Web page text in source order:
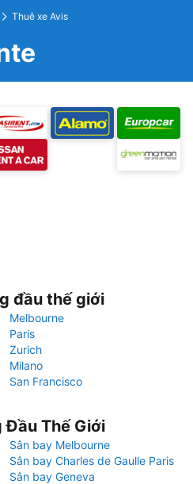
Thuê xe Avis
đầu thế giới
Melbourne
Paris
Zurich
Milano
San Francisco
Đầu Thế Giới
Sân bay Melbourne
Sân bay Charles de Gaulle Paris
Sân bay Geneva